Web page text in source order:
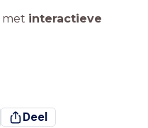
met interactieve
Deel